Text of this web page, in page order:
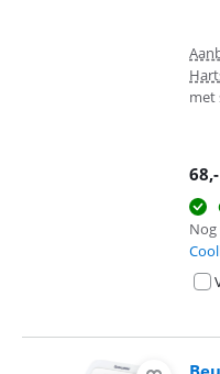
met
68,-